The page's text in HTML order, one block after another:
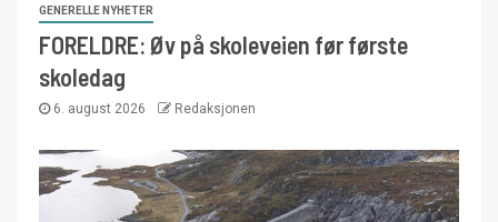
GENERELLE NYHETER
FORELDRE: Øv på skoleveien før første
skoledag
6. august 2026 Redaksjonen